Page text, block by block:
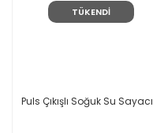
TÜKENDİ
Puls Çıkışlı Soğuk Su Sayacı